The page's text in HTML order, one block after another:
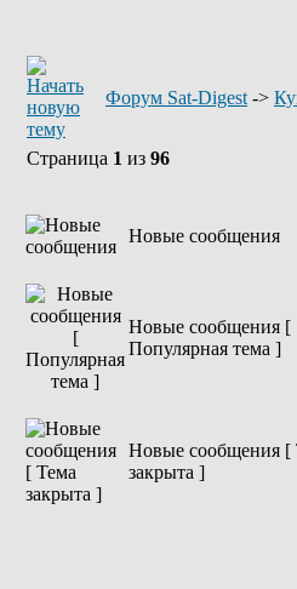
Форум Sat-Digest ->
Страница 1 из 96
Новые сообщения
Новые сообщения [
Популярная тема ]
Новые сообщения [
закрыта ]